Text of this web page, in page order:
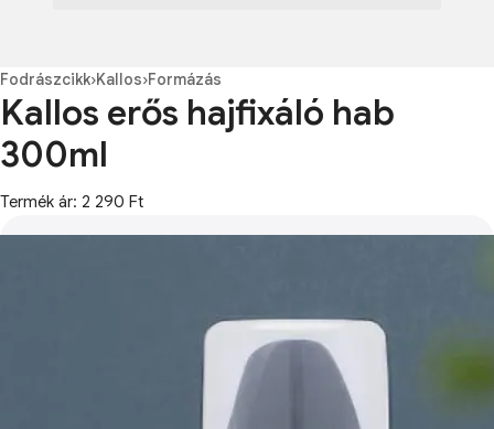
Fodrászcikk›Kallos›Formázás
Kallos erős hajfixáló hab
300ml
Termék ár: 2 290 Ft